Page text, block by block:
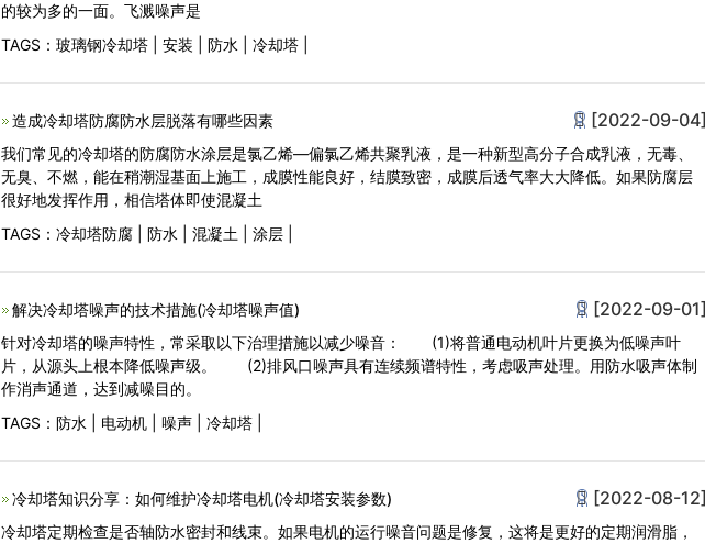
的较为多的一面。飞溅噪声是
TAGS： 玻璃钢冷却塔| 安装 防水 冷却塔|
造成冷却塔防腐防水层脱落有哪些因素 [2022-09-04]
我们常见的冷却塔的防腐防水涂层是氯乙烯—偏氯乙烯共聚乳液，是一种新型高分子合成乳液，无毒、
无臭、不燃，能在稍潮湿基面上施工，成膜性能良好，结膜致密，成膜后透气率大大降低。如果防腐层
很好地发挥作用，相信塔体即使混凝土
TAGS： 冷却塔防腐| 防水 混凝土 涂层|
解决冷却塔噪声的技术措施(冷却塔噪声值) [2022-09-01]
针对冷却塔的噪声特性，常采取以下治理措施以减少噪音： (1)将普通电动机叶片更换为低噪声叶
片，从源头上根本降低噪声级。 (2)排风口噪声具有连续频谱特性，考虑吸声处理。用防水吸声体制
作消声通道，达到减噪目的。
TAGS： 防水 电动机| 噪声| 冷却塔|
冷却塔知识分享：如何维护冷却塔电机(冷却塔安装参数) [2022-08-12]
冷却塔定期检查是否轴防水密封和线束。如果电机的运行噪音问题是修复，这将是更好的定期润滑脂，